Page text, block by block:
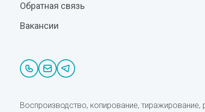
Обратная связь
Вакансии
Воспроизводство, копирование, тиражирование,